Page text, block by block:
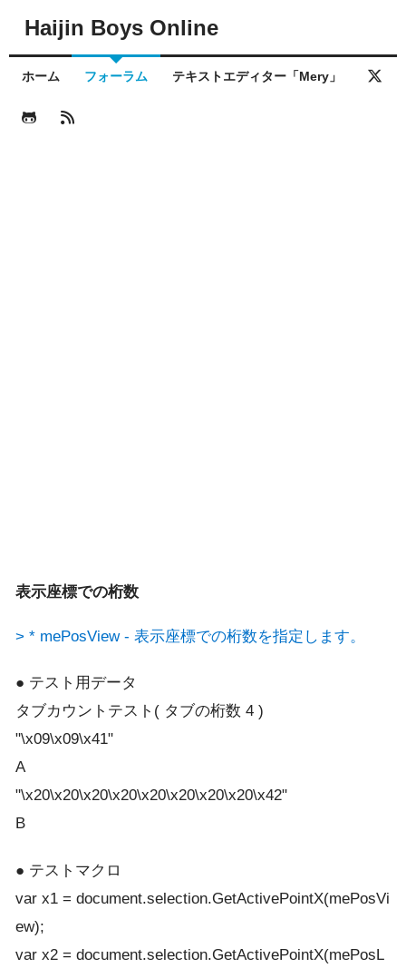
Haijin Boys Online
ホーム フォーラム テキストエディター「Mery」
表示座標での桁数
> * mePosView - 表示座標での桁数を指定します。
● テスト用データ
タブカウントテスト( タブの桁数 4 )
"\x09\x09\x41"
A
"\x20\x20\x20\x20\x20\x20\x20\x20\x42"
B
● テストマクロ
var x1 = document.selection.GetActivePointX(mePosVi
ew);
var x2 = document.selection.GetActivePointX(mePosL